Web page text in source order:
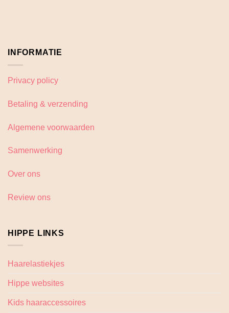
INFORMATIE
Privacy policy
Betaling & verzending
Algemene voorwaarden
Samenwerking
Over ons
Review ons
HIPPE LINKS
Haarelastiekjes
Hippe websites
Kids haaraccessoires